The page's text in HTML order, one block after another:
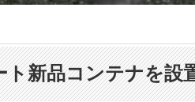
新品コンテナを設